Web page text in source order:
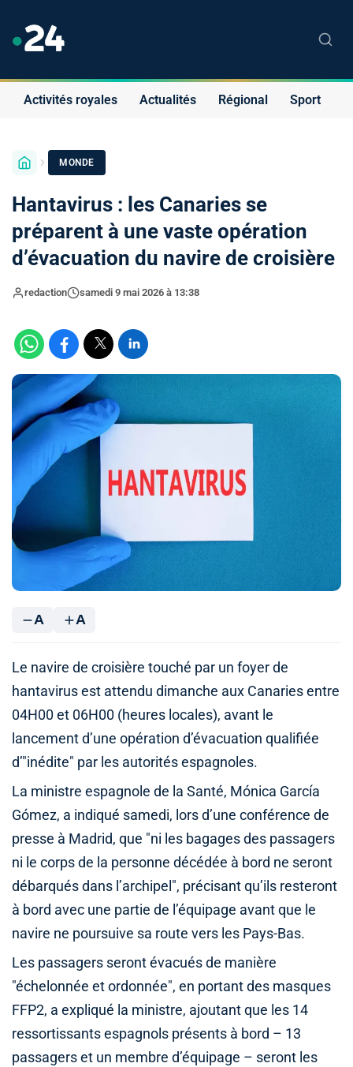
Activités royales Actualités Régional Sport
MONDE
Hantavirus : les Canaries se
préparent à une vaste opération
d’évacuation du navire de croisière
redaction samedi 9 mai 2026 à 13:38
A A
Le navire de croisière touché par un foyer de
hantavirus est attendu dimanche aux Canaries entre
04H00 et 06H00 (heures locales), avant le
lancement d’une opération d’évacuation qualifiée
d’"inédite" par les autorités espagnoles.
La ministre espagnole de la Santé, Mónica García
Gómez, a indiqué samedi, lors d’une conférence de
presse à Madrid, que "ni les bagages des passagers
ni le corps de la personne décédée à bord ne seront
débarqués dans l’archipel", précisant qu’ils resteront
à bord avec une partie de l’équipage avant que le
navire ne poursuive sa route vers les Pays-Bas.
Les passagers seront évacués de manière
"échelonnée et ordonnée", en portant des masques
FFP2, a expliqué la ministre, ajoutant que les 14
ressortissants espagnols présents à bord – 13
passagers et un membre d’équipage – seront les